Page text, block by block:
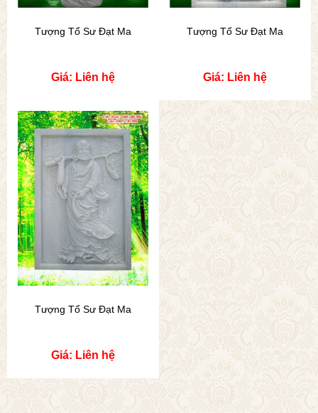
Tượng Tổ Sư Đạt Ma
Giá: Liên hệ
Tượng Tổ Sư Đạt Ma
Giá: Liên hệ
Tượng Tổ Sư Đạt Ma
Giá: Liên hệ